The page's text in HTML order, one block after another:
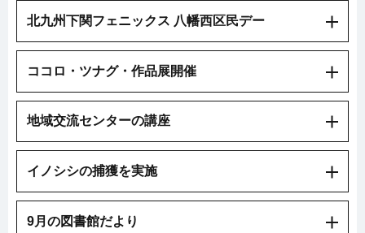
北九州下関フェニックス 八幡西区民デー
ココロ・ツナグ・作品展開催
地域交流センターの講座
イノシシの捕獲を実施
9月の図書館だより